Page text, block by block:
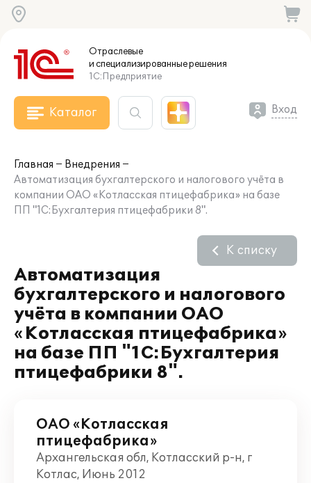
Отраслевые
и специализированныерешения
1С:Предприятие
Каталог Вход
Главная
Внедрения
Автоматизация бухгалтерского и налогового учёта в
компании ОАО «Котласская птицефабрика» на базе
ПП "1С:Бухгалтерия птицефабрики 8".
Автоматизация
бухгалтерского и налогового
учёта в компании ОАО
«Котласская птицефабрика»
на базе ПП "1С:Бухгалтерия
птицефабрики 8".
К списку
ОАО «Котласская
птицефабрика»
Архангельская обл, Котласский р-н, г
Котлас, Июнь 2012